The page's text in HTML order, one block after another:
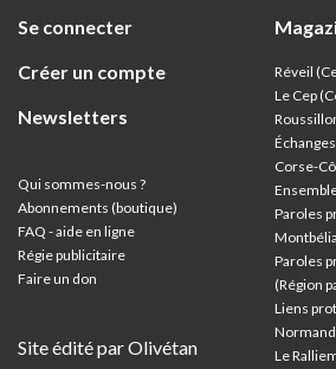
Se connecter
Créer un compte
Newsletters
Qui sommes-nous ?
Abonnements (boutique)
FAQ - aide en ligne
Régie publicitaire
Faire un don
Site édité par Olivétan
Réveil
Le Cep
Corse-
Paroles
Paroles
(Région
Liens
Le